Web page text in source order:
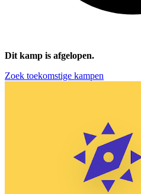
Dit kamp is afgelopen.
Zoek toekomstige kampen